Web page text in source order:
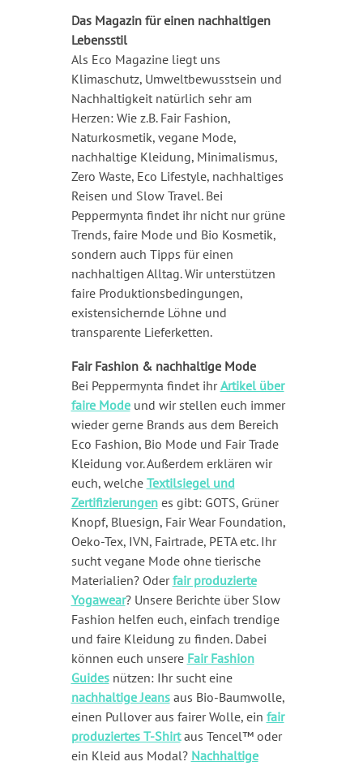
Das Magazin für einen nachhaltigen
Lebensstil
Als Eco Magazine liegt uns
Klimaschutz, Umweltbewusstsein und
Nachhaltigkeit natürlich sehr am
Herzen: Wie z.B. Fair Fashion,
Naturkosmetik, vegane Mode,
nachhaltige Kleidung, Minimalismus,
Zero Waste, Eco Lifestyle, nachhaltiges
Reisen und Slow Travel. Bei
Peppermynta findet ihr nicht nur grüne
Trends, faire Mode und Bio Kosmetik,
sondern auch Tipps für einen
nachhaltigen Alltag. Wir unterstützen
faire Produktionsbedingungen,
existensichernde Löhne und
transparente Lieferketten.
Fair Fashion & nachhaltige Mode
Bei Peppermynta findet ihrArtikel über
faire Mode und wir stellen euch immer
wieder gerne Brands aus dem Bereich
Eco Fashion, Bio Mode und Fair Trade
Kleidung vor. Außerdem erklären wir
euch, welche Textilsiegel und
Zertifizierungenes gibt: GOTS, Grüner
Knopf, Bluesign, Fair Wear Foundation,
Oeko-Tex, IVN, Fairtrade, PETA etc. Ihr
sucht vegane Mode ohne tierische
Materialien? Oderfair produzierte
Yogawear? Unsere Berichte über Slow
Fashion helfen euch, einfach trendige
und faire Kleidung zu finden. Dabei
können euch unsere Fair Fashion
Guidesnützen: Ihr sucht eine
nachhaltige Jeansaus Bio-Baumwolle,
einen Pullover aus fairer Wolle, ein fair
produziertes T-Shirtaus Tencel™ oder
ein Kleid aus Modal? Nachhaltige